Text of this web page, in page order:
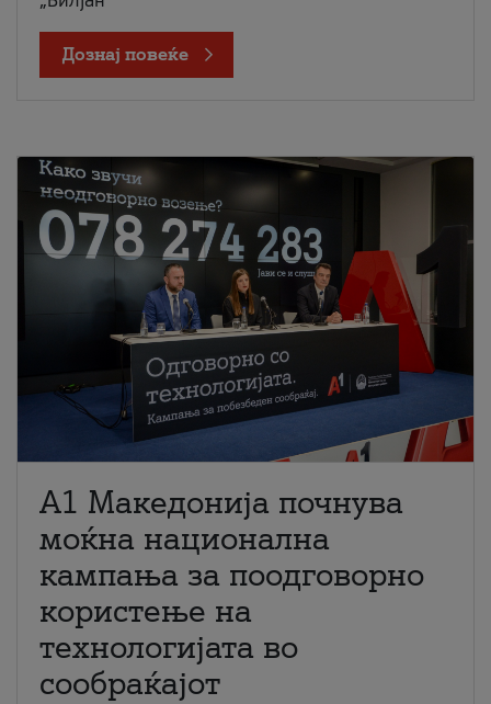
Дознај повеќе
A1 Македонија почнува
моќна национална
кампања за поодговорно
користење на
технологијата во
сообраќајот